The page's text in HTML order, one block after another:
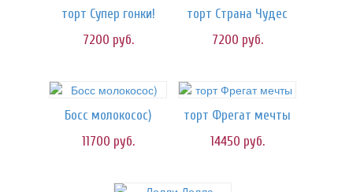
торт Супер гонки!
7200 руб.
торт Страна Чудес
7200 руб.
Босс молокосос)
11700 руб.
торт Фрегат мечты
14450 руб.